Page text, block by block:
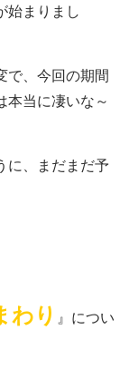
始まりまし
で、今回の期間
本当に凄いな～
に、まだまだ予
わり 』につい